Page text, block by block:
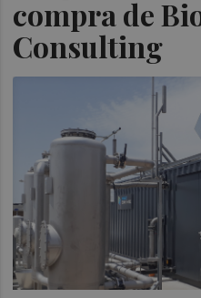
compra de
Consulting